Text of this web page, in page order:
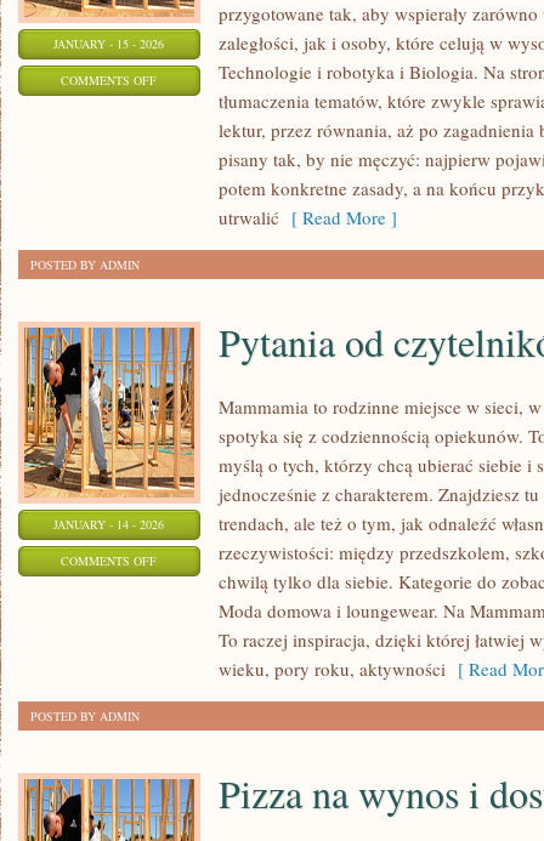
JANUARY - 15 - 2026
COMMENTS OFFON
przygotowane tak, aby wspierały
zaległości, jak i osoby, które celują w
Technologie i robotyka i Biologia. Na
tłumaczenia tematów, które zwykle
lektur, przez równania, aż po zagadnienia
pisany tak, by nie męczyć: najpierw
potem konkretne zasady, a na końcu
utrwalić [ Read More ]
POSTED BY ADMIN
JANUARY - 14 - 2026
COMMENTS OFFON
CZYTELNIKÓW
Pytania od
Mammamia to rodzinne miejsce w sieci,
spotyka się z codziennością opiekunów.
myślą o tych, którzy chcą ubierać siebie i
jednocześnie z charakterem. Znajdziesz
trendach, ale też o tym, jak odnaleźć
rzeczywistości: między przedszkolem,
chwilą tylko dla siebie. Kategorie do
Moda domowa i loungewear. Na
To raczej inspiracja, dzięki której łatwiej
wieku, pory roku, aktywności [ Read
POSTED BY ADMIN
Pizza na wynos i